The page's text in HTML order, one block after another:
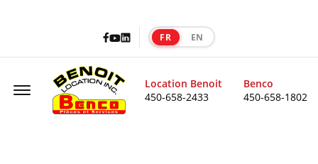
Facebook
Youtube
LinkedIn
FR | EN
Offcanvas Menu Open
Location Benoit
450-658-2433
Benco
450-658-1802